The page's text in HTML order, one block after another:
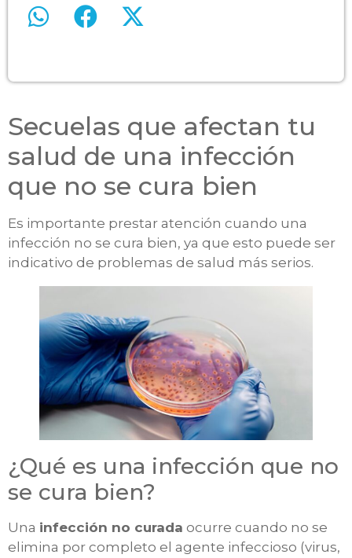
Secuelas que afectan tu
salud de una infección
que no se cura bien
Es importante prestar atención cuando una
infección no se cura bien, ya que esto puede ser
indicativo de problemas de salud más serios.
¿Qué es una infección que no
se cura bien?
Una infección no curada ocurre cuando no se
elimina por completo el agente infeccioso (virus,